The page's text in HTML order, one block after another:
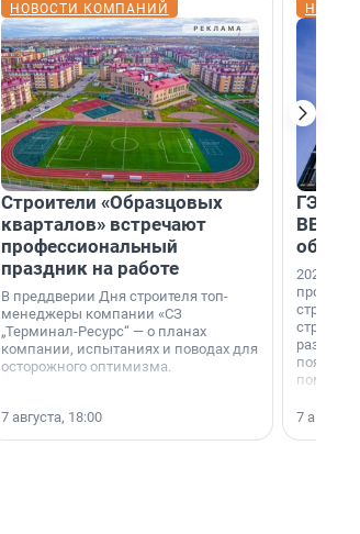
НОВОСТИ КОМПАНИЙ
Строители «Образцовых
кварталов» встречают
профессиональный
праздник на работе
В преддверии Дня строителя топ-
менеджеры компании «СЗ
„Терминал-Ресурс“ — о планах
компании, испытаниях и поводах для
осторожного оптимизма.
7 августа, 18:00
ГЭС,
ВВП: в
об
2026-й —
раз. В
7